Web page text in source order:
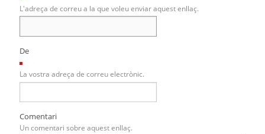
L'adreça de correu a la que voleu enviar aquest enllaç.
De
La vostra adreça de correu electrònic.
Comentari
Un comentari sobre aquest enllaç.